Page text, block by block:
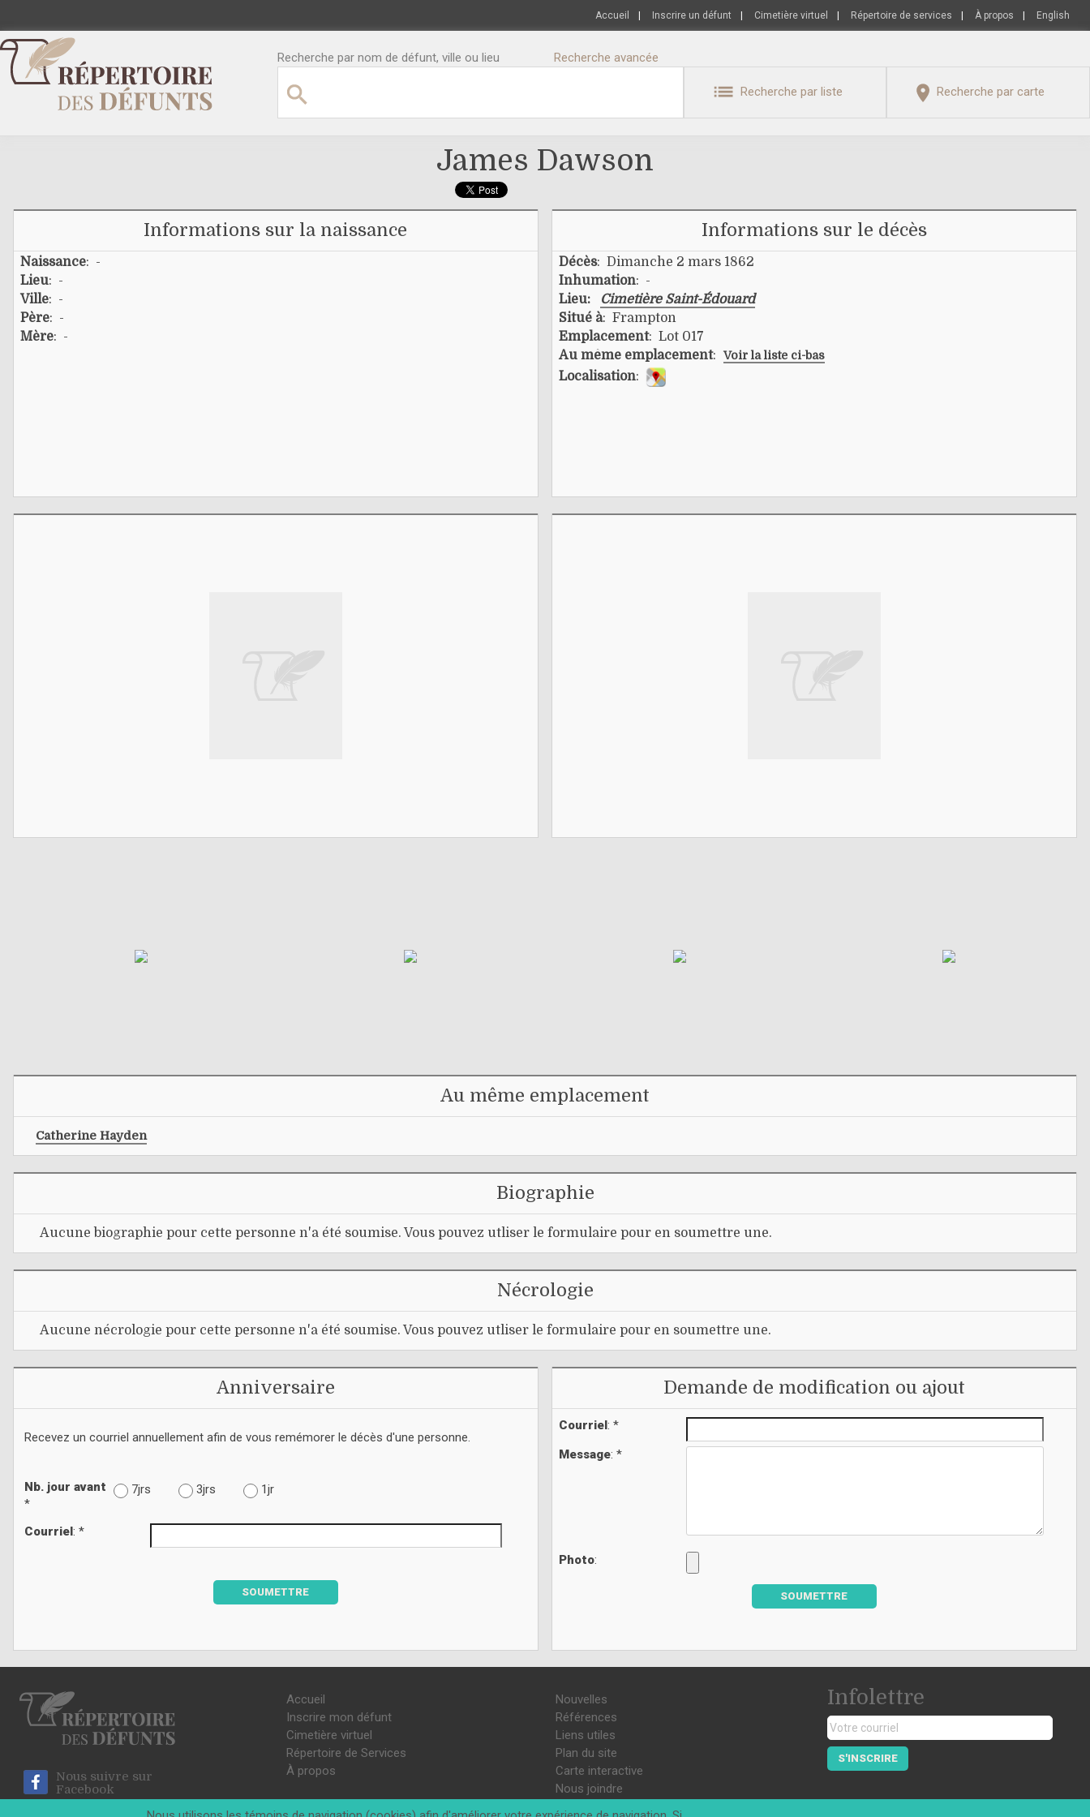
Accueil Inscrire un défunt Cimetière virtuel Répertoire de services À propos English
Recherche par nom de défunt, ville ou lieu Recherche avancée
Recherche par liste Recherche par carte
James Dawson
Informations sur la naissance
Naissance: -
Lieu: -
Ville: -
Père: -
Mère: -
Informations sur le décès
Décès: Dimanche 2 mars 1862
Inhumation: -
Lieu:
Cimetière Saint-Édouard
Situé à: Frampton
Emplacement: Lot 017
Au même emplacement: Voir la liste ci-bas
Localisation:
Au même emplacement
Catherine Hayden
Biographie
Aucune biographie pour cette personne n'a été soumise. Vous pouvez utliser le formulaire pour en soumettre une.
Nécrologie
Aucune nécrologie pour cette personne n'a été soumise. Vous pouvez utliser le formulaire pour en soumettre une.
Anniversaire
Recevez un courriel annuellement afin de vous remémorer le décès d'une personne.
Nb. jour avant
*
7jrs 3jrs 1jr
Courriel: *
SOUMETTRE
Demande de modification ou ajout
Courriel: *
Message: *
Photo:
SOUMETTRE
Nous suivre sur
Facebook
Accueil
Inscrire mon défunt
Cimetière virtuel
Répertoire de Services
À propos
Nouvelles
Références
Liens utiles
Plan du site
Carte interactive
Nous joindre
Infolettre
S'INSCRIRE